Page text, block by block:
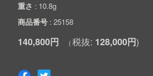
重さ 10.8g
商品番号 25158
140,800円 128,000円